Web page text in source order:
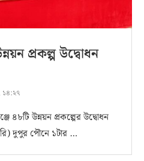
প্রকল্প উদ্বোধন
১৪:২৭
৪৮টি উন্নয়ন প্রকল্পের উদ্বোধন
দুপুর পৌনে ১টার …